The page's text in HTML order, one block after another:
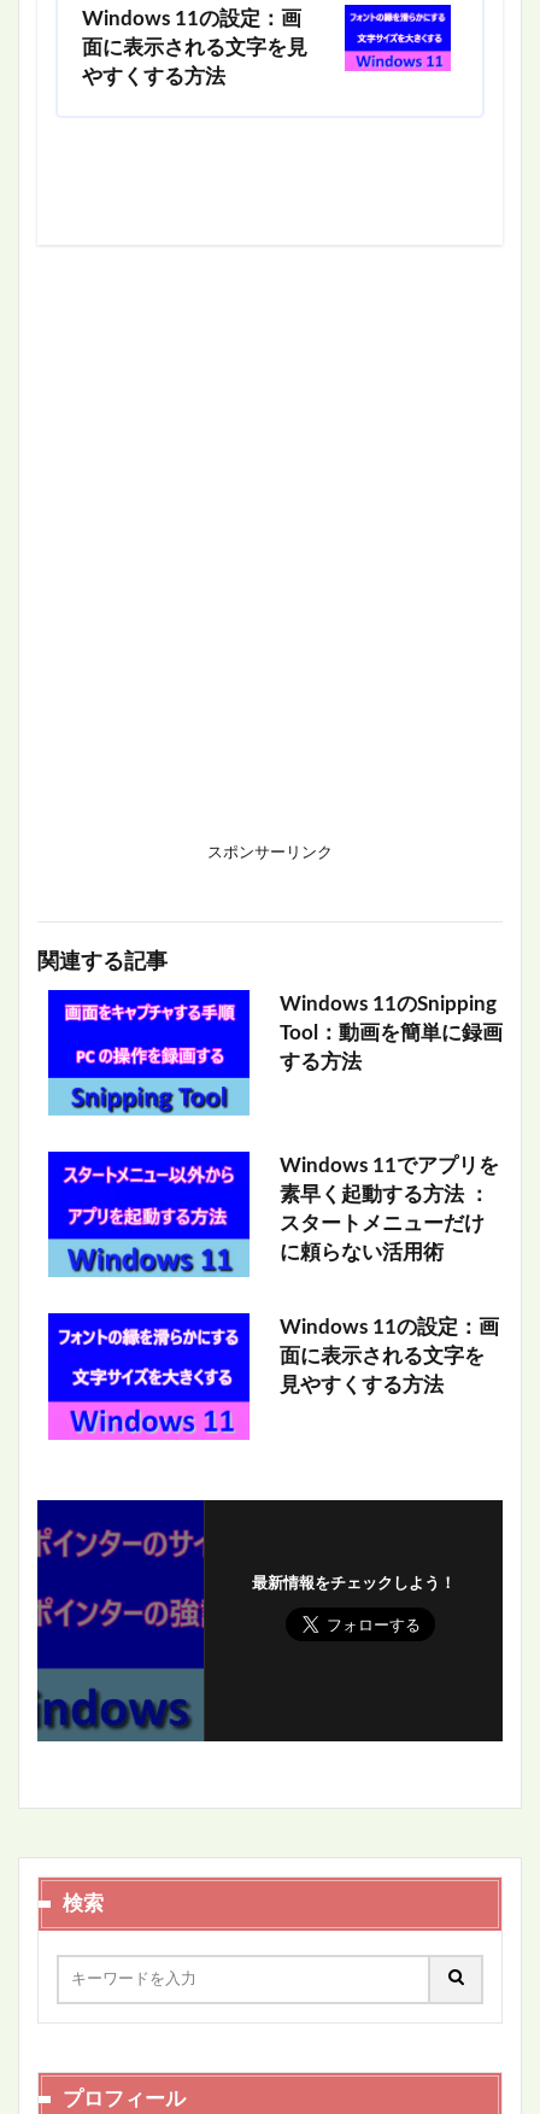
Windows 11の設定：画
面に表示される文字を見
やすくする方法
スポンサーリンク
関連する記事
Windows 11のSnipping
Tool：動画を簡単に録画
する方法
Windows 11でアプリを
素早く起動する方法 ：
スタートメニューだけ
に頼らない活用術
Windows 11の設定：画
面に表示される文字を
見やすくする方法
最新情報をチェックしよう！
検索
プロフィール